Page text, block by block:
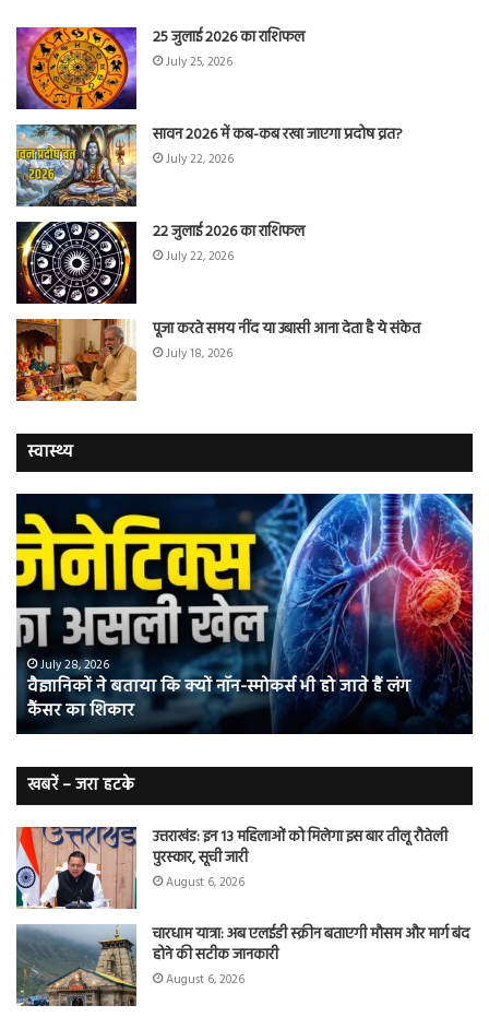
25 जुलाई 2026 का राशिफल
July 25, 2026
सावन 2026 में कब-कब रखा जाएगा प्रदोष व्रत?
July 22, 2026
22 जुलाई 2026 का राशिफल
July 22, 2026
पूजा करते समय नींद या उबासी आना देता है ये संकेत
July 18, 2026
स्वास्थ्य
ने
बताया
कि
क्यों
नॉन-
स्मोकर्स
भी
जाते
हैं
कैंसर का
शिकार
July 28, 2026
वैज्ञानिकों ने बताया कि क्यों नॉन-स्मोकर्स भी हो जाते हैं लंग
कैंसर का शिकार
में
की
खबरें – जरा हटके
उत्तराखंड: इन 13 महिलाओं को मिलेगा इस बार तीलू रौतेली
पुरस्कार, सूची जारी
August 6, 2026
चारधाम यात्रा: अब एलईडी स्क्रीन बताएगी मौसम और मार्ग बंद
होने की सटीक जानकारी
August 6, 2026